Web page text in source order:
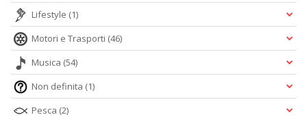
Lifestyle (1)
Motori e Trasporti (46)
Musica (54)
Non definita (1)
Pesca (2)